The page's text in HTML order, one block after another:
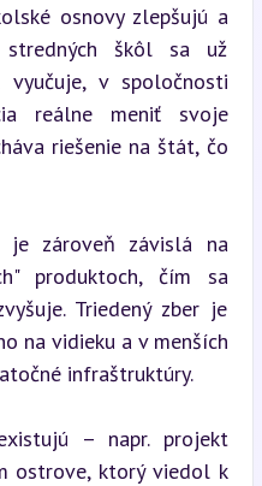
osnovy zlepšujú a
stredných škôl sa už
vyučuje, v spoločnosti
reálne meniť svoje
riešenie na štát, čo
je zároveň závislá na
produktoch, čím sa
Triedený zber je
na vidieku a v menších
infraštruktúry.
– napr. projekt
ostrove, ktorý viedol k